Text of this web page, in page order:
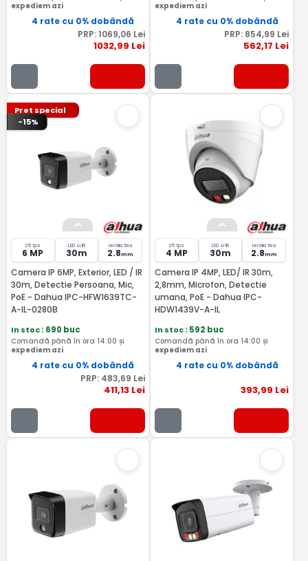
expediem azi
4 rate cu 0% dobândă
PRP: 1069,06 Lei
1032,99 Lei
expediem azi
4 rate cu 0% dobândă
PRP: 854,99 Lei
562,17 Lei
Pret special
-15%
25 fps
6 MP
LED si IR
30m
lentila fixa
2.8mm
Camera IP 6MP, Exterior, LED / IR
30m, Detectie Persoana, Mic,
PoE - Dahua IPC-HFW1639TC-
A-IL-0280B
In stoc: 690 buc
Comandă până în ora 14:00 și
expediem azi
4 rate cu 0% dobândă
PRP: 483,69 Lei
411,13Lei
25 fps
4 MP
LED si IR
30m
lentila fixa
2.8mm
Camera IP 4MP, LED/ IR 30m,
2,8mm, Microfon, Detectie
umana, PoE - Dahua IPC-
HDW1439V-A-IL
In stoc: 592 buc
Comandă până în ora 14:00 și
expediem azi
4 rate cu 0% dobândă
393,99 Lei